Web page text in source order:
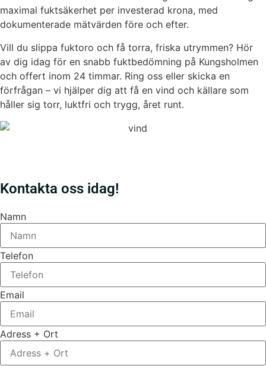
maximal fuktsäkerhet per investerad krona, med
dokumenterade mätvärden före och efter.
Vill du slippa fuktoro och få torra, friska utrymmen? Hör
av dig idag för en snabb fuktbedömning på Kungsholmen
och offert inom 24 timmar. Ring oss eller skicka en
förfrågan – vi hjälper dig att få en vind och källare som
håller sig torr, luktfri och trygg, året runt.
Kontakta oss idag!
Namn
Telefon
Email
Adress + Ort